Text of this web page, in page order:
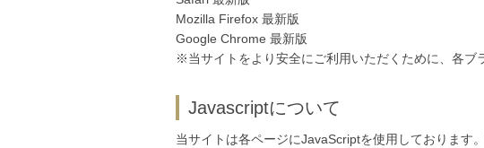
Mozilla Firefox 最新版
Google Chrome 最新版
※当サイトをより安全にご利用いただくために、各ブ
Javascriptについて
当サイトは各ページにJavaScriptを使用しております